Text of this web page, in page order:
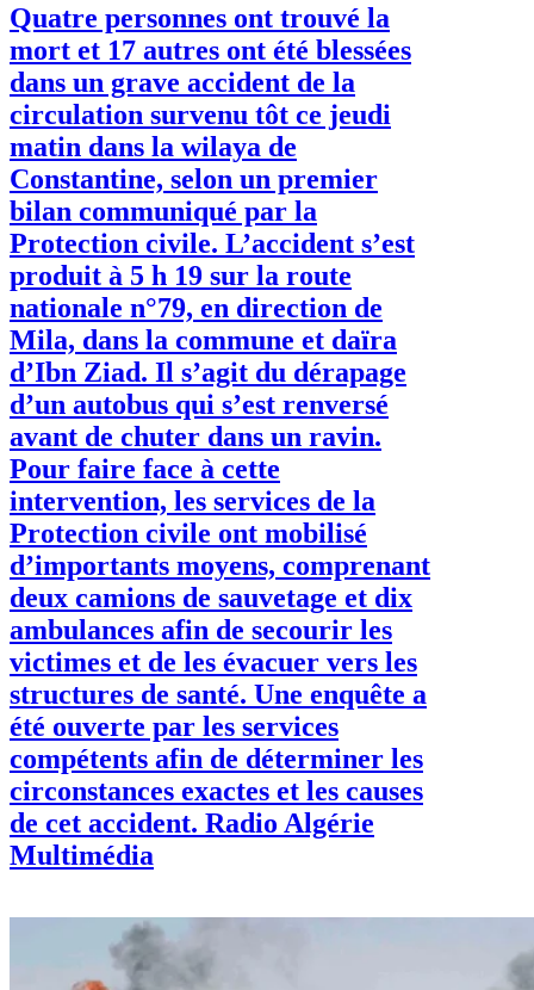
Quatre personnes ont trouvé la
mort et 17 autres ont été blessées
dans un grave accident de la
circulation survenu tôt ce jeudi
matin dans la wilaya de
Constantine, selon un premier
bilan communiqué par la
Protection civile. L’accident s’est
produit à 5 h 19 sur la route
nationale n°79, en direction de
Mila, dans la commune et daïra
d’Ibn Ziad. Il s’agit du dérapage
d’un autobus qui s’est renversé
avant de chuter dans un ravin.
Pour faire face à cette
intervention, les services de la
Protection civile ont mobilisé
d’importants moyens, comprenant
deux camions de sauvetage et dix
ambulances afin de secourir les
victimes et de les évacuer vers les
structures de santé. Une enquête a
été ouverte par les services
compétents afin de déterminer les
circonstances exactes et les causes
de cet accident. Radio Algérie
Multimédia